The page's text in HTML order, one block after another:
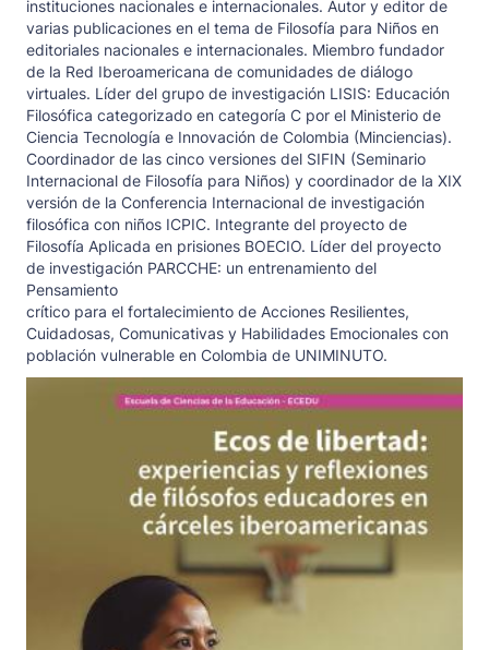
instituciones nacionales e internacionales. Autor y editor de
varias publicaciones en el tema de Filosofía para Niños en
editoriales nacionales e internacionales. Miembro fundador
de la Red Iberoamericana de comunidades de diálogo
virtuales. Líder del grupo de investigación LISIS: Educación
Filosófica categorizado en categoría C por el Ministerio de
Ciencia Tecnología e Innovación de Colombia (Minciencias).
Coordinador de las cinco versiones del SIFIN (Seminario
Internacional de Filosofía para Niños) y coordinador de la XIX
versión de la Conferencia Internacional de investigación
filosófica con niños ICPIC. Integrante del proyecto de
Filosofía Aplicada en prisiones BOECIO. Líder del proyecto
de investigación PARCCHE: un entrenamiento del
Pensamiento
crítico para el fortalecimiento de Acciones Resilientes,
Cuidadosas, Comunicativas y Habilidades Emocionales con
población vulnerable en Colombia de UNIMINUTO.